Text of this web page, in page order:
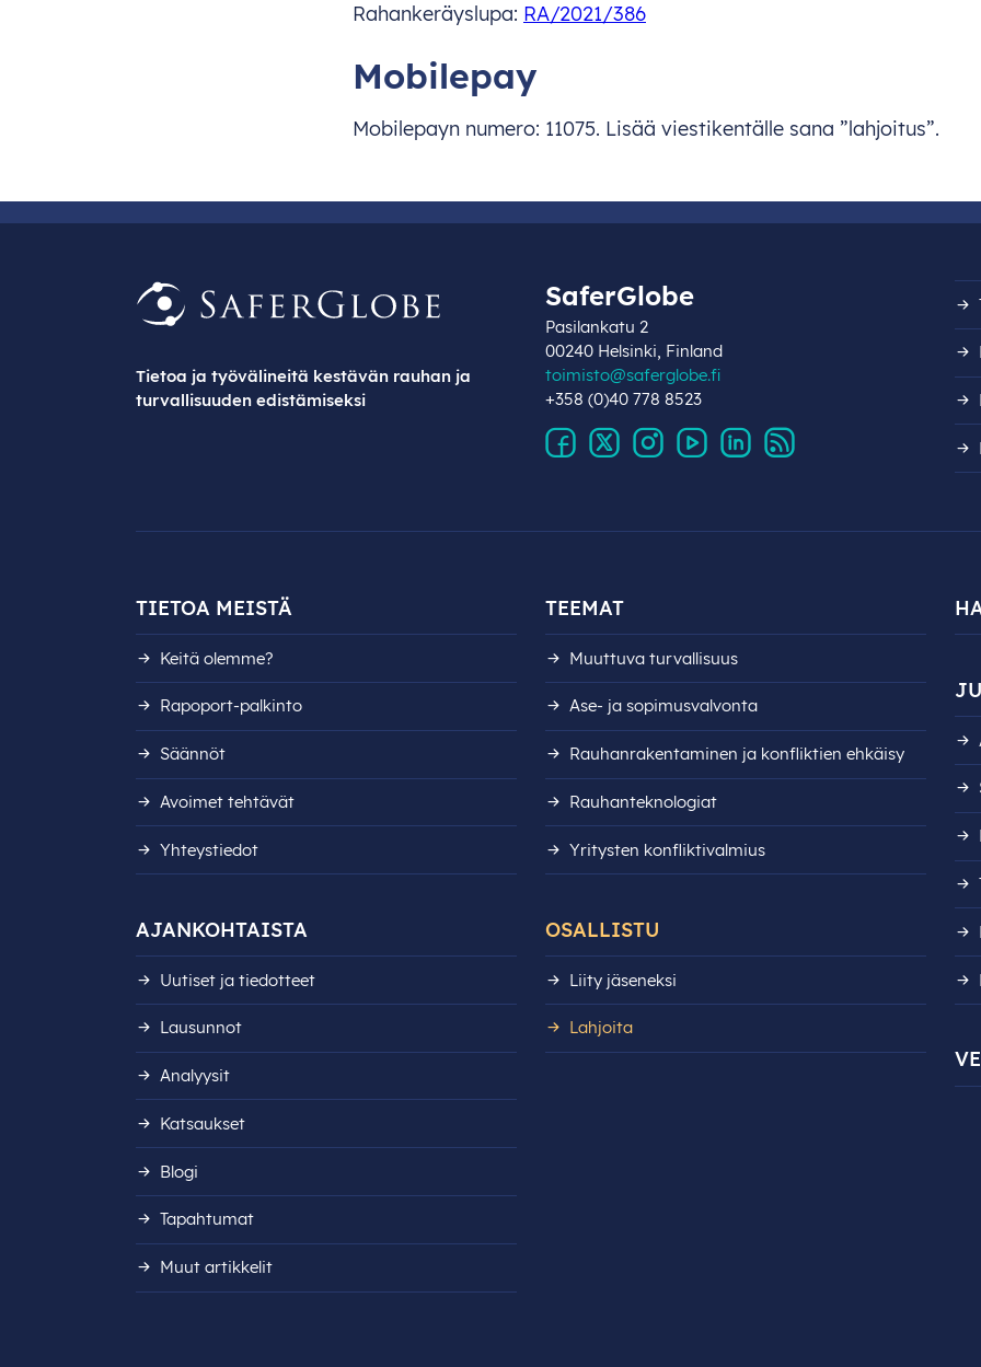
Rahankeräyslupa: RA/2021/386
Mobilepay
Mobilepayn numero: 11075. Lisää viestikentälle sana ”lahjoitus”.
Tietoa ja työvälineitä kestävän rauhan ja
turvallisuuden edistämiseksi
SaferGlobe
Pasilankatu 2
00240 Helsinki, Finland
toimisto@saferglobe.fi
+358 (0)40 778 8523
TIETOA MEISTÄ
Keitä olemme?
Rapoport-palkinto
Säännöt
Avoimet tehtävät
Yhteystiedot
TEEMAT
Muuttuva turvallisuus
Ase- ja sopimusvalvonta
Rauhanrakentaminen ja konfliktien ehkäisy
Rauhanteknologiat
Yritysten konfliktivalmius
AJANKOHTAISTA
Uutiset ja tiedotteet
Lausunnot
Analyysit
Katsaukset
Blogi
Tapahtumat
Muut artikkelit
OSALLISTU
Liity jäseneksi
Lahjoita